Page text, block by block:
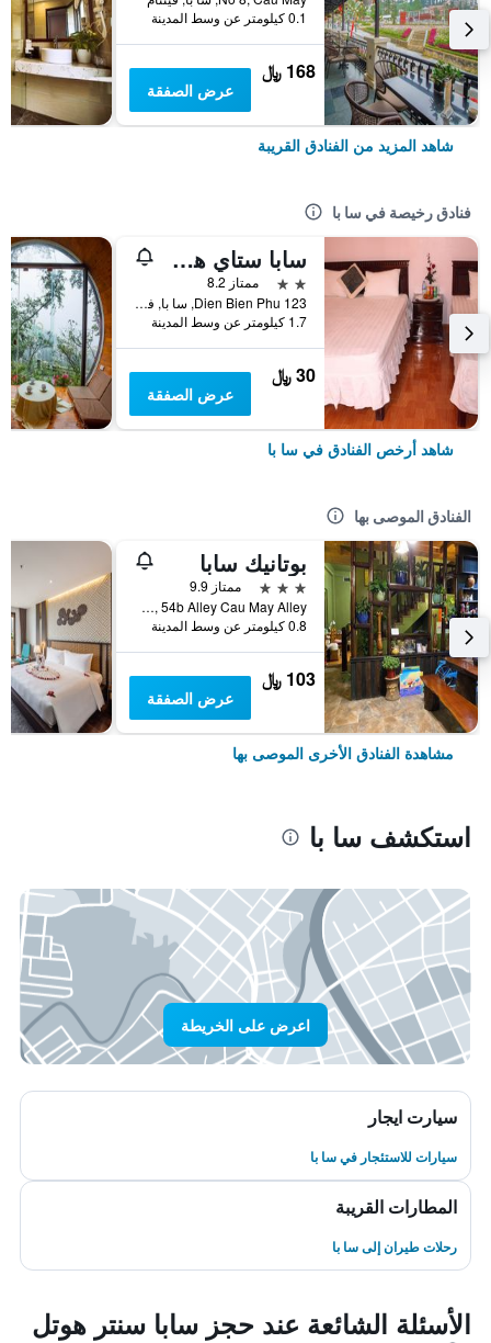
0.1 كيلومتر عن وسط المدينة
168 ﷼
عرض الصفقة
شاهد المزيد من الفنادق القريبة
فنادق رخيصة في سا با
سابا ستاي هوتل
2 نجمتين
ممتاز 8.2
123 Dien Bien Phu, سا با, فيتنام
1.7 كيلومتر عن وسط المدينة
30 ﷼
عرض الصفقة
شاهد أرخص الفنادق في سا با
الفنادق الموصى بها
بوتانيك سابا
3 نجوم
ممتاز 9.9
No 8a, 54b Alley Cau May Alley, سا با, فيتنام
0.8 كيلومتر عن وسط المدينة
103 ﷼
عرض الصفقة
مشاهدة الفنادق الأخرى الموصى بها
استكشف سا با
اعرض على الخريطة
سيارت ايجار
سيارات للاستئجار في سا با
المطارات القريبة
رحلات طيران إلى سا با
الأسئلة الشائعة عند حجز سابا سنتر هوتل